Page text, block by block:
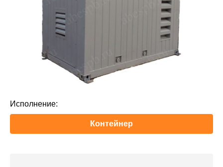
Исполнение:
Контейнер